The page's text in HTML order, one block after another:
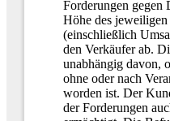
Forderungen
Höhe des
(einschließlich
den Verkäufer ab.
unabhängig davon,
ohne oder nach
worden ist. Der
der Forderungen